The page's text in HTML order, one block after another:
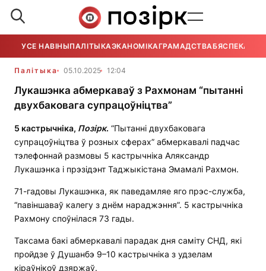
УСЕ НАВІНЫПАЛІТЫКАЭКАНОМІКАГРАМАДСТВАБЯСПЕКА
Палітыка 05.10.2025 12:04
Лукашэнка абмеркаваў з Рахмонам “пытанні
двухбаковага супрацоўніцтва”
5 кастрычніка, Позірк. “Пытанні двухбаковага
супрацоўніцтва ў розных сферах” абмеркавалі падчас
тэлефоннай размовы 5 кастрычніка Аляксандр
Лукашэнка і прэзідэнт Таджыкістана Эмамалі Рахмон.
71-гадовы Лукашэнка, як паведамляе яго прэс-служба,
“павіншаваў калегу з днём нараджэння”. 5 кастрычніка
Рахмону споўнілася 73 гады.
Таксама бакі абмеркавалі парадак дня саміту СНД, які
пройдзе ў Душанбэ 9–10 кастрычніка з удзелам
кіраўнікоў дзяржаў.